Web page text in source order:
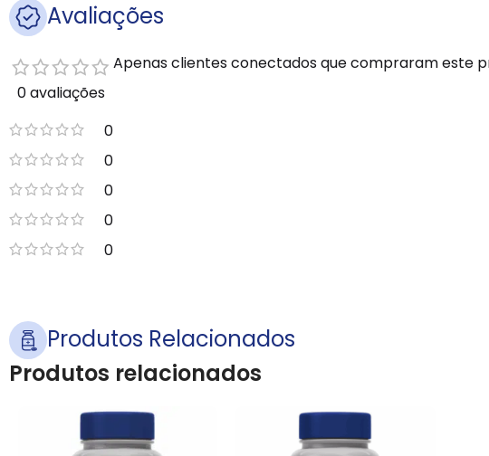
Avaliações
0 avaliações
0
0
0
0
0
Apenas clientes conectados que compraram este
Produtos Relacionados
Produtos relacionados